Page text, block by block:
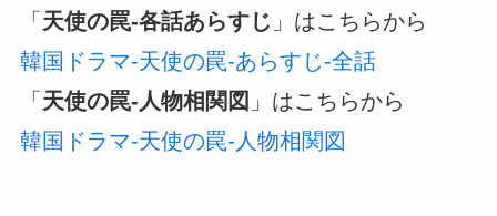
「天使の罠-各話あらすじ 」はこちらから
韓国ドラマ-天使の罠-あらすじ-全話
「天使の罠-人物相関図 」はこちらから
韓国ドラマ-天使の罠-人物相関図